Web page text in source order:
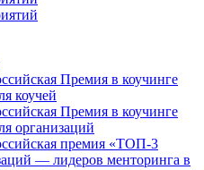
Премия в коучинге
коучей
Премия в коучинге
организаций
премия «ТОП-3
— лидеров менторинга в